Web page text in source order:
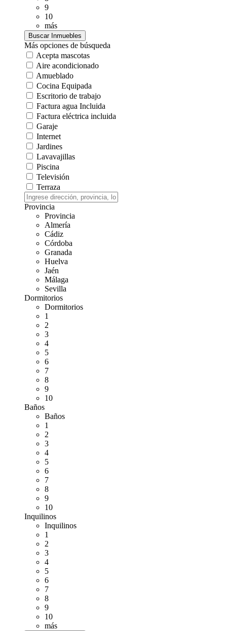
9
10
más
Más opciones de búsqueda
Acepta mascotas
Aire acondicionado
Amueblado
Cocina Equipada
Escritorio de trabajo
Factura agua Incluida
Factura eléctrica incluida
Garaje
Internet
Jardines
Lavavajillas
Piscina
Televisión
Terraza
Provincia
Provincia
Almería
Cádiz
Córdoba
Granada
Huelva
Jaén
Málaga
Sevilla
Dormitorios
Dormitorios
1
2
3
4
5
6
7
8
9
10
Baños
Baños
1
2
3
4
5
6
7
8
9
10
Inquilinos
Inquilinos
1
2
3
4
5
6
7
8
9
10
más